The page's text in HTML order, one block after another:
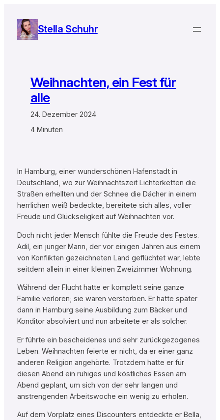
Inhalt
springen
Stella Schuhr
Weihnachten, ein Fest für
alle
24. Dezember 2024
4 Minuten
In Hamburg, einer wunderschönen Hafenstadt in
Deutschland, wo zur Weihnachtszeit Lichterketten die
Straßen erhellten und der Schnee die Dächer in einem
herrlichen weiß bedeckte, bereitete sich alles, voller
Freude und Glückseligkeit auf Weihnachten vor.
Doch nicht jeder Mensch fühlte die Freude des Festes.
Adil, ein junger Mann, der vor einigen Jahren aus einem
von Konflikten gezeichneten Land geflüchtet war, lebte
seitdem allein in einer kleinen Zweizimmer Wohnung.
Während der Flucht hatte er komplett seine ganze
Familie verloren; sie waren verstorben. Er hatte später
dann in Hamburg seine Ausbildung zum Bäcker und
Konditor absolviert und nun arbeitete er als solcher.
Er führte ein bescheidenes und sehr zurückgezogenes
Leben. Weihnachten feierte er nicht, da er einer ganz
anderen Religion angehörte. Trotzdem hatte er für
diesen Abend ein ruhiges und köstliches Essen am
Abend geplant, um sich von der sehr langen und
anstrengenden Arbeitswoche ein wenig zu erholen.
Auf dem Vorplatz eines Discounters entdeckte er Bella,